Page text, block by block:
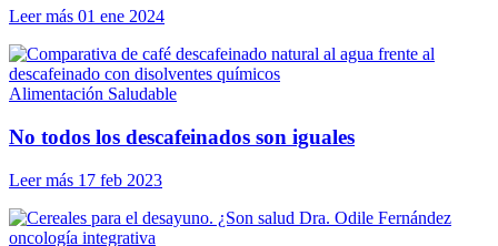
Leer más 01 ene 2024
Alimentación Saludable
No todos los descafeinados son iguales
Leer más 17 feb 2023